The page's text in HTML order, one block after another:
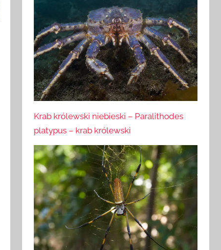
Krab królewski niebieski – Paralithodes
platypus – krab królewski